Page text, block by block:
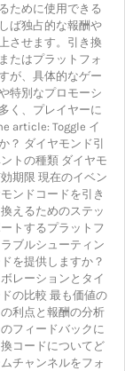
ために使用できる
ば独占的な報酬や
させます。引き換
たはプラットフォ
が、具体的なゲー
特別なプロモーシ
く、プレイヤーに
article: Toggle イ
？ ダイヤモンド引
トの種類 ダイヤモ
期限 現在のイベン
ンドコードを引き
えるためのステッ
トするプラットフ
ブルシューティン
を提供しますか？
レーションとタイ
の比較 最も価値の
利点と報酬の分析
フィードバックに
コードについてど
チャンネルをフォ